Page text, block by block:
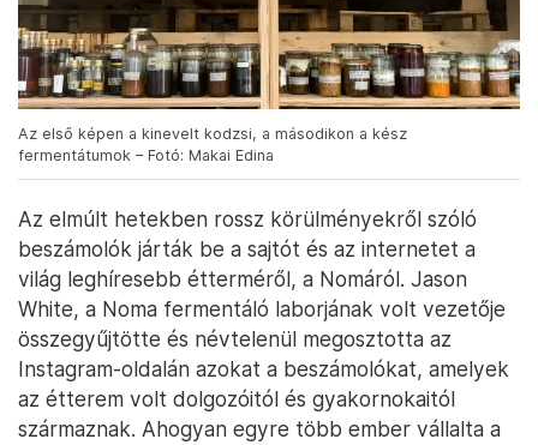
Az első képen a kinevelt kodzsi, a másodikon a kész
fermentátumok – Fotó: Makai Edina
Az elmúlt hetekben rossz körülményekről szóló
beszámolók járták be a sajtót és az internetet a
világ leghíresebb étterméről, a Nomáról. Jason
White, a Noma fermentáló laborjának volt vezetője
összegyűjtötte és névtelenül megosztotta az
Instagram-oldalán azokat a beszámolókat, amelyek
az étterem volt dolgozóitól és gyakornokaitól
származnak. Ahogyan egyre több ember vállalta a